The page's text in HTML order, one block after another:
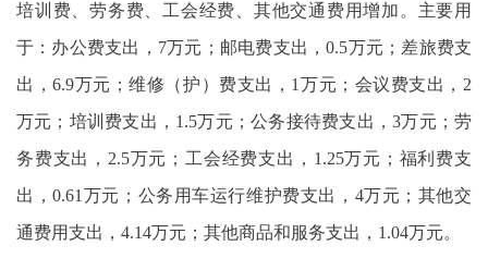
培训费、劳务费、工会经费、其他交通费用增加。主要用
于：办公费支出，7万元；邮电费支出，0.5万元；差旅费支
出，6.9万元；维修（护）费支出，1万元；会议费支出，2
万元；培训费支出，1.5万元；公务接待费支出，3万元；劳
务费支出，2.5万元；工会经费支出，1.25万元；福利费支
出，0.61万元；公务用车运行维护费支出，4万元；其他交
通费用支出，4.14万元；其他商品和服务支出，1.04万元。